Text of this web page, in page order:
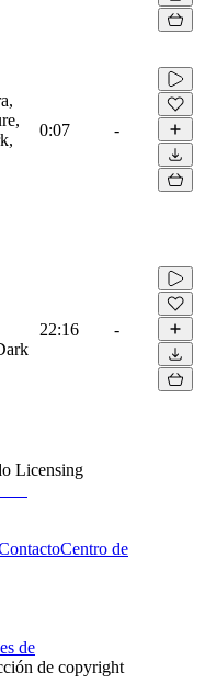
0:07 -
22:16 -
Licensing
Centro de
de
de copyright